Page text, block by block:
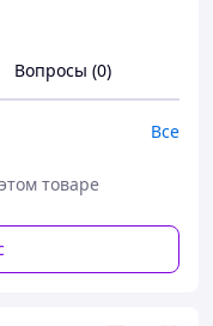
важно во время
Вопросы (0)
Все
товаре